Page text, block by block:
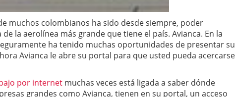
muchos colombianos ha sido desde siempre, poder
la aerolínea más grande que tiene el país. Avianca. En la
ha tenido muchas oportunidades de presentar su
Avianca le abre su portal para que usted pueda
por internet muchas veces está ligada a saber dónde
grandes como Avianca, tienen en su portal, un acceso